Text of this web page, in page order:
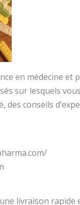
en médecine
sur lesquels
des conseils
livraison rapide